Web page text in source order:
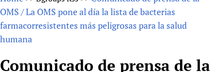
About
Overview
Why HIFA is needed
Vision and Strategy
Forums
How to use the HIFA forums
OMS / La OMS pone al día la lista de bacterias
farmacorresistentes más peligrosas para la salud
humana
Comunicado de prensa de la